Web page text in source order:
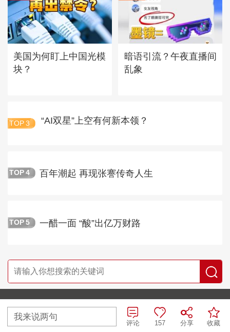
美国为何盯上中国光模
块？
暗语引流？午夜直播间
乱象
TOP 3 “AI双星”上空有何新本领？
TOP 4 百年潮起 再现张謇传奇人生
TOP 5 一醋一面 “酸”出亿万财路
我来说两句
收藏
分享
157
评论
央视网首页 | 央视节目官网首页
京ICP备10003349号-1 中央广播电视总台 央视网 版权所有